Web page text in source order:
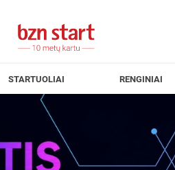
STARTUOLIAI RENGINIAI